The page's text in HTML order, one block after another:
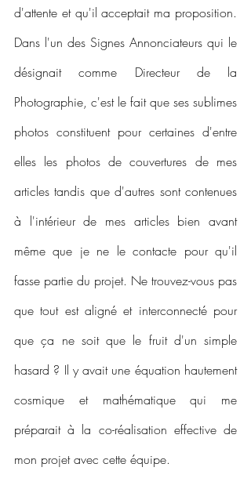
d'attente et qu'il acceptait ma proposition.
Dans l'un des Signes Annonciateurs qui le
désignait comme Directeur de la
Photographie, c'est le fait que ses sublimes
photos constituent pour certaines d'entre
elles les photos de couvertures de mes
articles tandis que d'autres sont contenues
à l'intérieur de mes articles bien avant
même que je ne le contacte pour qu'il
fasse partie du projet. Ne trouvez-vous pas
que tout est aligné et interconnecté pour
que ça ne soit que le fruit d'un simple
hasard ? Il y avait une équation hautement
cosmique et mathématique qui me
préparait à la co-réalisation effective de
mon projet avec cette équipe.